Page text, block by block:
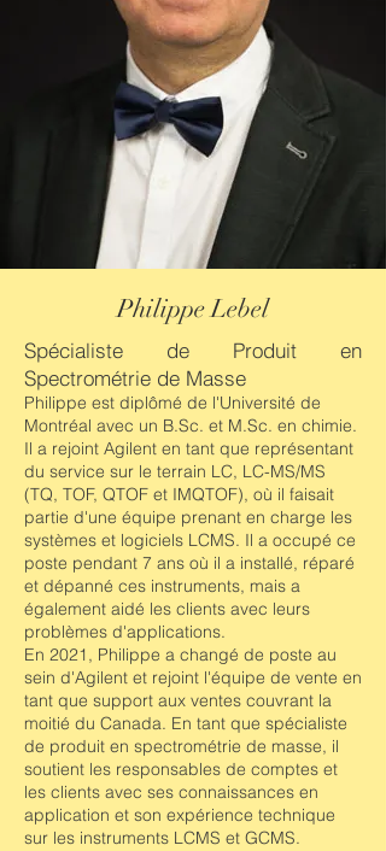
Philippe Lebel
Spécialiste de Produit en
Spectrométrie de Masse
Philippe est diplômé de l'Université de
Montréal avec un B.Sc. et M.Sc. en chimie.
Il a rejoint Agilent en tant que représentant
du service sur le terrain LC, LC-MS/MS
(TQ, TOF, QTOF et IMQTOF), où il faisait
partie d'une équipe prenant en charge les
systèmes et logiciels LCMS. Il a occupé ce
poste pendant 7 ans où il a installé, réparé
et dépanné ces instruments, mais a
également aidé les clients avec leurs
problèmes d'applications.
En 2021, Philippe a changé de poste au
sein d'Agilent et rejoint l'équipe de vente en
tant que support aux ventes couvrant la
moitié du Canada. En tant que spécialiste
de produit en spectrométrie de masse, il
soutient les responsables de comptes et
les clients avec ses connaissances en
application et son expérience technique
sur les instruments LCMS et GCMS.